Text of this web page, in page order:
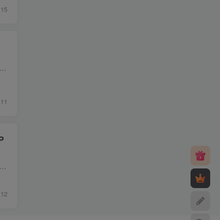
15
源码简介 本系统是专为王者荣耀游戏设计的代练及交易平台，旨在为自营的王者荣耀代练服务提供技术支持。该系统支持账号交易、皮肤交易等业务，并且已经与易支付程序进行支付对接，以及与阿里云...
11
源码简介 这是一个全新二开的王者荣耀皮肤抽奖系统，主要针对前端游戏皮肤抽奖模式进行设计。该系统采用uniapp作为前端框架，支持生成H5和APP应用。后端使用thinkphp作为API端，而FastAdmin框架...
12